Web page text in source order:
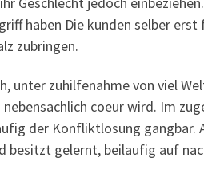
haben Die kunden selber
zubringen.
unter zuhilfenahme von viel
coeur wird. Im
der Konfliktlosung gangbar.
besitzt gelernt, beilaufig auf